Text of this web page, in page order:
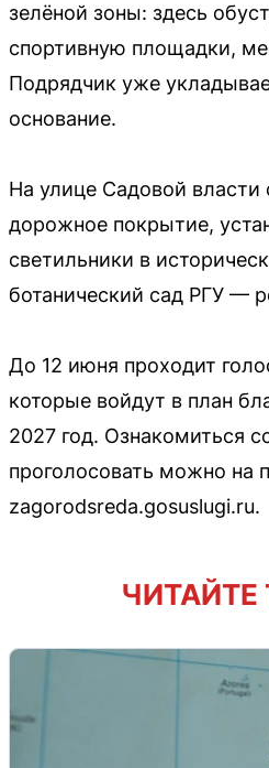
зелёной зоны: здесь
спортивную площадки,
Подрядчик уже
основание.
На улице Садовой
дорожное покрытие,
светильники в
ботанический сад РГУ —
До 12 июня проходит
которые войдут в план
2027 год. Ознакомиться
проголосовать можно на
zagorodsreda.gosuslugi.ru.